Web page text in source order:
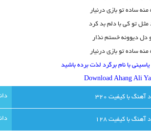
ساده تو بازی درنیار
مثل تو کی با دلم بد کرد
دل دیوونه خستم نذار
ساده تو بازی درنیار
با نام برگرد لذت برده باشید
Download AhangAli
آهنگ با کيفيت 320
آهنگ با کيفيت 128